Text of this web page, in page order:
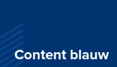
Content blauw